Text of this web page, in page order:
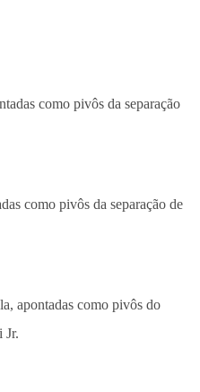
como pivôs da separação de